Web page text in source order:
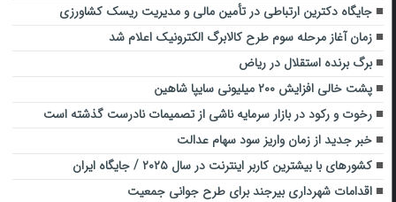
جایگاه دکترین ارتباطی در تأمین مالی و مدیریت ریسک کشاورزی
زمان آغاز مرحله سوم طرح کالابرگ الکترونیک اعلام شد
برگ برنده استقلال در ریاض
پشت خالی افزایش ۲۰۰ میلیونی سایپا شاهین
رخوت و رکود در بازار سرمایه ناشی از تصمیمات نادرست گذشته است
خبر جدید از زمان واریز سود سهام عدالت
کشورهای با بیشترین کاربر اینترنت در سال ۲۰۲۵ / جایگاه ایران
اقدامات شهرداری بیرجند برای طرح جوانی جمعیت